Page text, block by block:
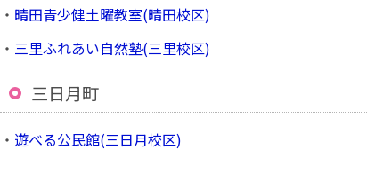
・ 晴田青少健土曜教室(晴田校区)
・ 三里ふれあい自然塾(三里校区)
三日月町
・ 遊べる公民館(三日月校区)